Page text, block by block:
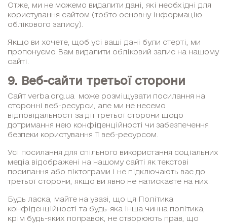
Отже, ми не можемо видалити дані, які необхідні для
користування сайтом (тобто основну інформацію
облікового запису).
Якщо ви хочете, щоб усі ваші дані були стерті, ми
пропонуємо Вам видалити обліковий запис на нашому
сайті.
9. Веб-сайти третьої сторони
Сайт verba.org.ua може розміщувати посилання на
сторонні веб-ресурси, але ми не несемо
відповідальності за дії третьої сторони щодо
дотримання нею конфіденційності чи забезпечення
безпеки користування її веб-ресурсом.
Усі посилання для спільного використання соціальних
медіа відображені на нашому сайті як текстові
посилання або піктограми і не підключають вас до
третьої сторони, якщо ви явно не натискаєте на них.
Будь ласка, майте на увазі, що ця Політика
конфіденційності та будь-яка інша чинна політика,
крім будь-яких поправок, не створюють прав, що